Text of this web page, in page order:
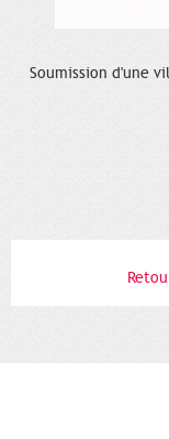
Soumission d'une